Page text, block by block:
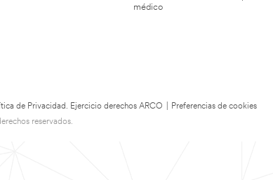
médico
de Privacidad. Ejercicio derechos ARCO
Preferencias de cookies
reservados.